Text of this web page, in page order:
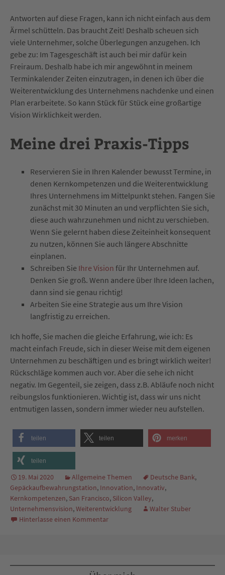
Antworten auf diese Fragen, kann ich nicht einfach aus dem
Ärmel schütteln. Das braucht Zeit! Deshalb scheuen sich
viele Unternehmer, solche Überlegungen anzugehen. Ich
gebe zu: Im Tagesgeschäft ist auch bei mir dafür kein
Freiraum. Deshalb habe ich mir angewöhnt in meinem
Terminkalender Zeiten einzutragen, in denen ich über die
Weiterentwicklung des Unternehmens nachdenke und einen
Plan erarbeitete. So kann Stück für Stück eine großartige
Vision Wirklichkeit werden.
Meine drei Praxis-Tipps
Reservieren Sie in Ihren Kalender bewusst Termine, in
denen Kernkompetenzen und die Weiterentwicklung
Ihres Unternehmens im Mittelpunkt stehen. Fangen Sie
zunächst mit 30 Minuten an und verpflichten Sie sich,
diese auch wahrzunehmen und nicht zu verschieben.
Wenn Sie gelernt haben diese Zeiteinheit konsequent
zu nutzen, können Sie auch längere Abschnitte
einplanen.
Schreiben Sie Ihre Vision für Ihr Unternehmen auf.
Denken Sie groß. Wenn andere über Ihre Ideen lachen,
dann sind sie genau richtig!
Arbeiten Sie eine Strategie aus um Ihre Vision
langfristig zu erreichen.
Ich hoffe, Sie machen die gleiche Erfahrung, wie ich: Es
macht einfach Freude, sich in dieser Weise mit dem eigenen
Unternehmen zu beschäftigen und es bringt wirklich weiter!
Rückschläge kommen auch vor. Aber die sehe ich nicht
negativ. Im Gegenteil, sie zeigen, dass z.B. Abläufe noch nicht
reibungslos funktionieren. Wichtig ist, dass wir uns nicht
entmutigen lassen, sondern immer wieder neu aufstellen.
teilen teilen merken
teilen
19. Mai 2020 Allgemeine Themen Deutsche Bank,
Gepäckaufbewahrungstation, Innovation, Innovativ,
Kernkompetenzen, San Francisco, Silicon Valley,
Unternehmensvision,Weiterentwicklung
Walter Stuber
Hinterlasse einen Kommentar